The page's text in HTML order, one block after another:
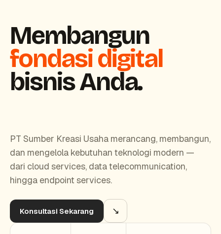
Membangun
fondasi digital
bisnis Anda.
PT Sumber Kreasi Usaha merancang, membangun,
dan mengelola kebutuhan teknologi modern —
dari cloud services, data telecommunication,
hingga endpoint services.
Konsultasi Sekarang ↘